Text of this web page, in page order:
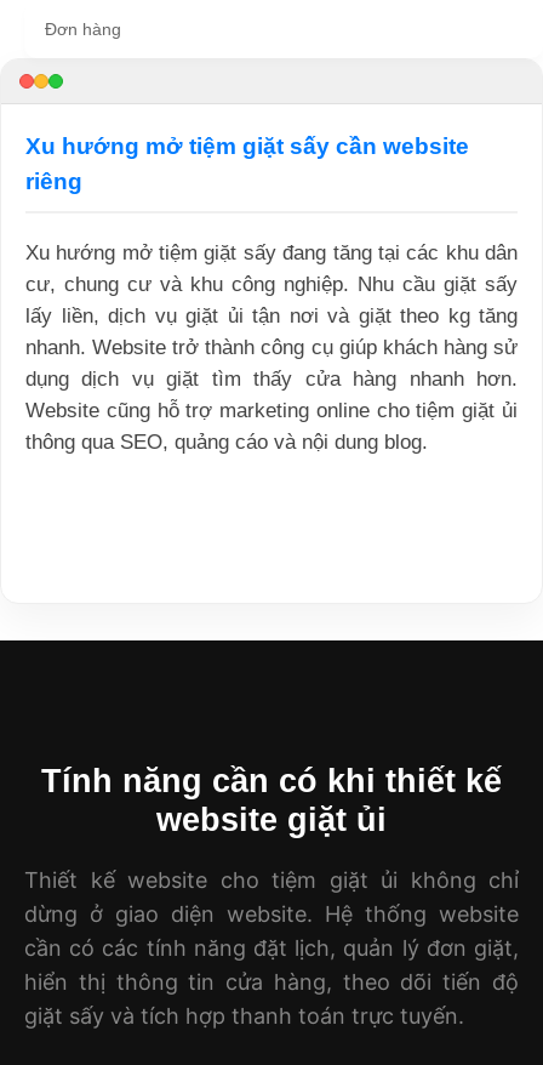
Đơn hàng
Xu hướng mở tiệm giặt sấy cần website
riêng
Xu hướng mở tiệm giặt sấy đang tăng tại các khu dân
cư, chung cư và khu công nghiệp. Nhu cầu giặt sấy
lấy liền, dịch vụ giặt ủi tận nơi và giặt theo kg tăng
nhanh. Website trở thành công cụ giúp khách hàng sử
dụng dịch vụ giặt tìm thấy cửa hàng nhanh hơn.
Website cũng hỗ trợ marketing online cho tiệm giặt ủi
thông qua SEO, quảng cáo và nội dung blog.
Tính năng cần có khi thiết kế
website giặt ủi
Thiết kế website cho tiệm giặt ủi không chỉ
dừng ở giao diện website. Hệ thống website
cần có các tính năng đặt lịch, quản lý đơn giặt,
hiển thị thông tin cửa hàng, theo dõi tiến độ
giặt sấy và tích hợp thanh toán trực tuyến.